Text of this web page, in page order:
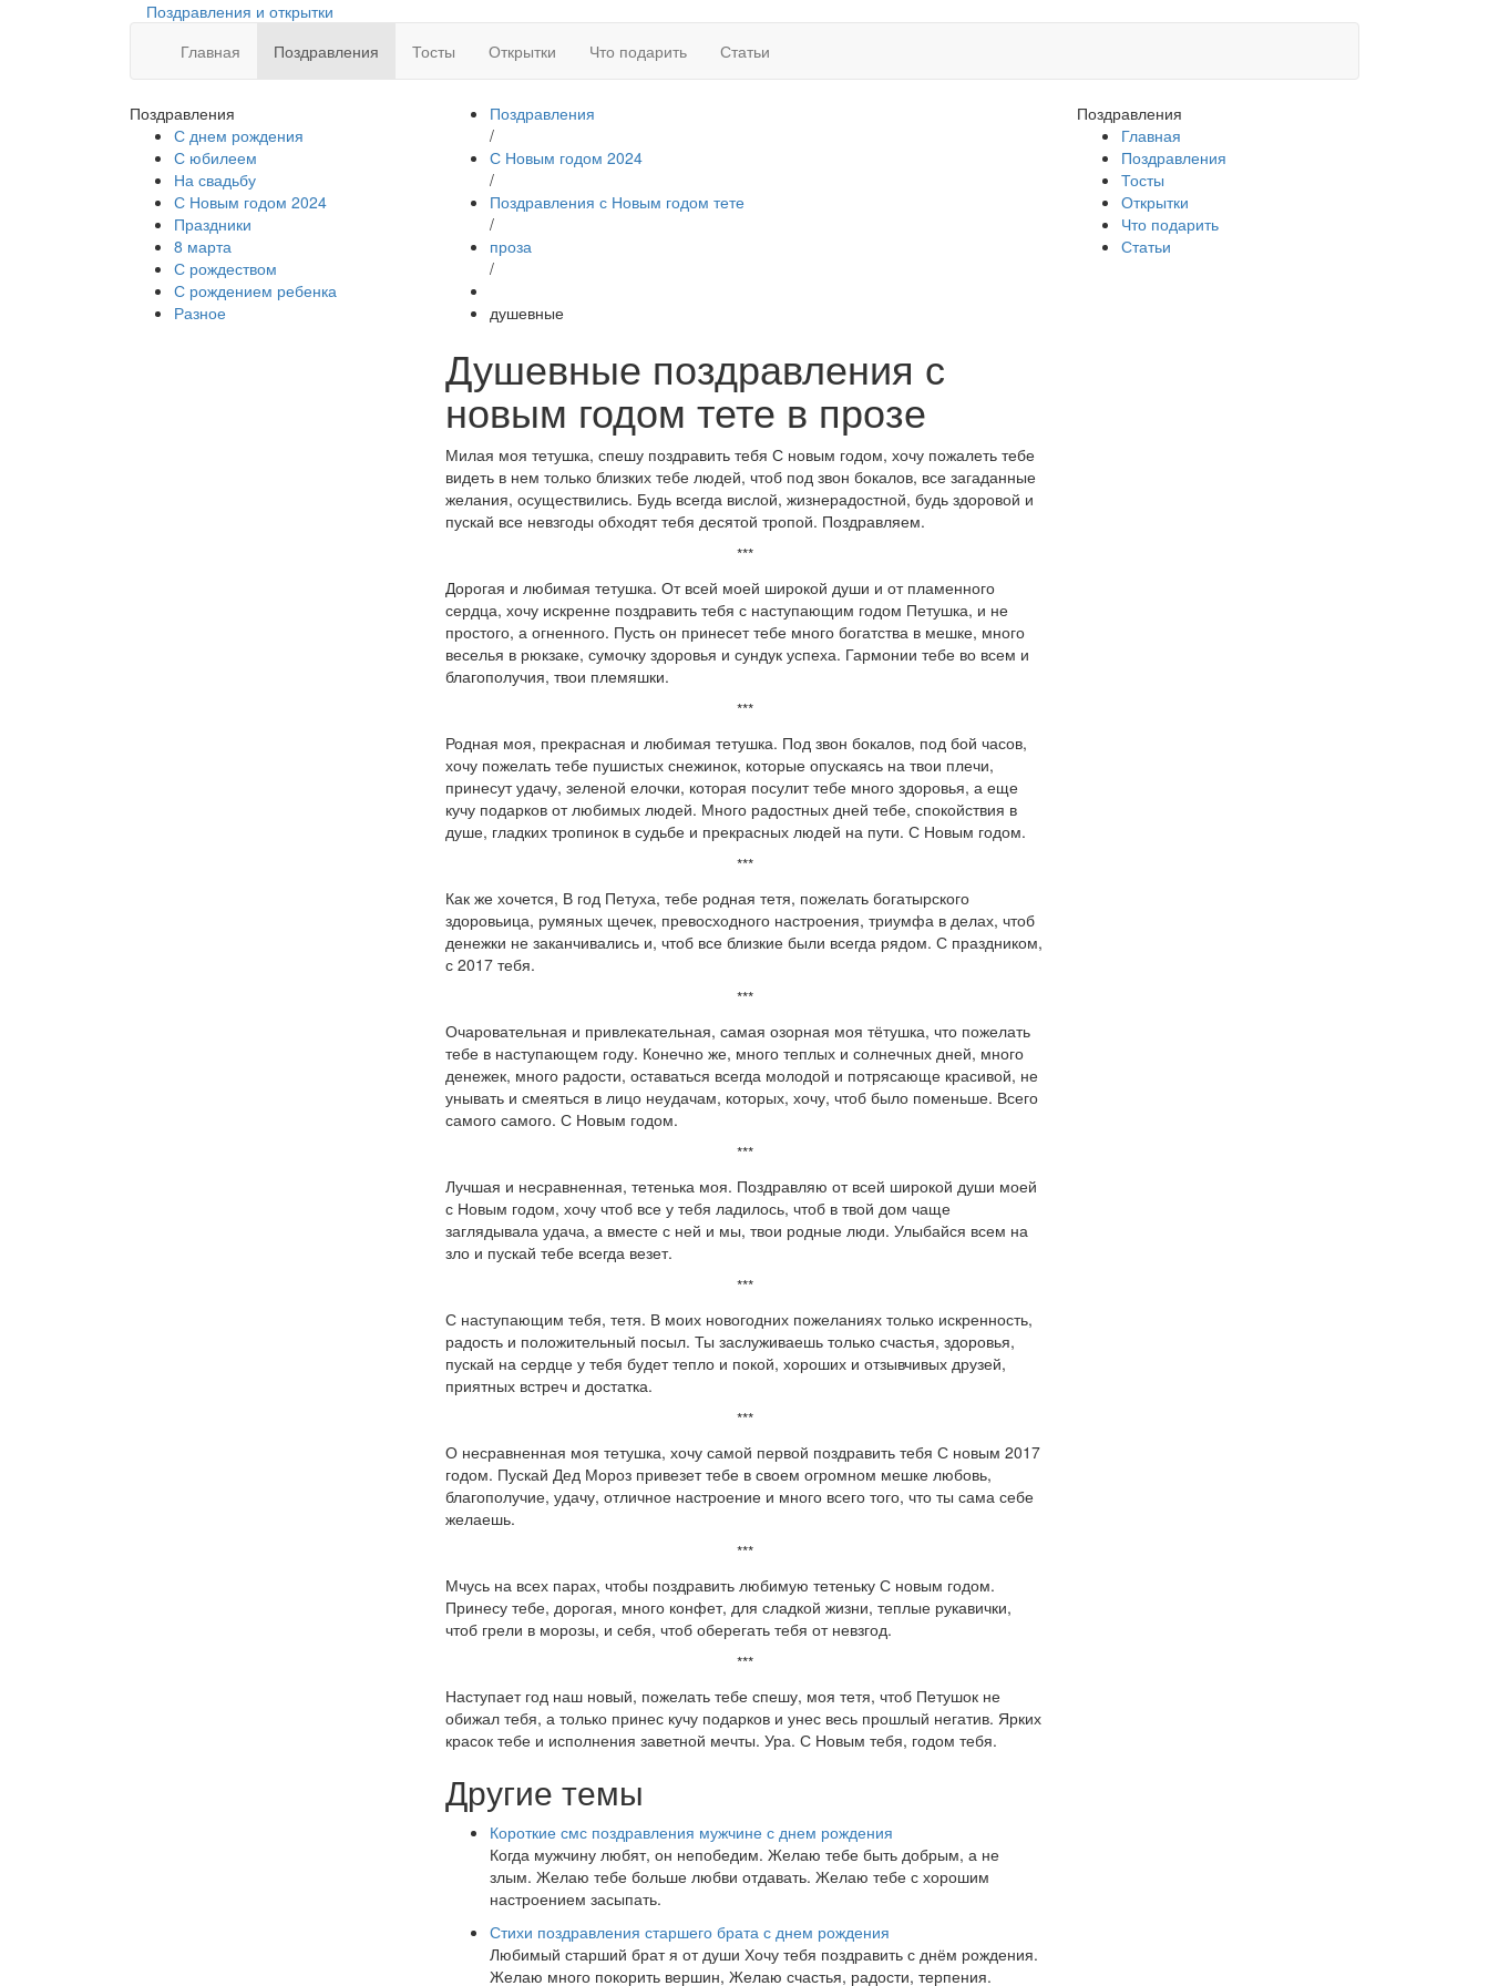
Поздравления и открытки
Главная
Поздравления Тосты Открытки Что подарить Статьи
Поздравления
С днем рождения
С юбилеем
На свадьбу
С Новым годом 2024
Праздники
8 марта
С рождеством
С рождением ребенка
Разное
Поздравления
/
С Новым годом 2024
/
Поздравления с Новым годом тете
/
проза
/
душевные
Душевные поздравления с
новым годом тете в прозе
Милая моя тетушка, спешу поздравить тебя С новым годом, хочу пожалеть тебе
видеть в нем только близких тебе людей, чтоб под звон бокалов, все загаданные
желания, осуществились. Будь всегда вислой, жизнерадостной, будь здоровой и
пускай все невзгоды обходят тебя десятой тропой. Поздравляем.
***
Дорогая и любимая тетушка. От всей моей широкой души и от пламенного
сердца, хочу искренне поздравить тебя с наступающим годом Петушка, и не
простого, а огненного. Пусть он принесет тебе много богатства в мешке, много
веселья в рюкзаке, сумочку здоровья и сундук успеха. Гармонии тебе во всем и
благополучия, твои племяшки.
***
Родная моя, прекрасная и любимая тетушка. Под звон бокалов, под бой часов,
хочу пожелать тебе пушистых снежинок, которые опускаясь на твои плечи,
принесут удачу, зеленой елочки, которая посулит тебе много здоровья, а еще
кучу подарков от любимых людей. Много радостных дней тебе, спокойствия в
душе, гладких тропинок в судьбе и прекрасных людей на пути. С Новым годом.
***
Как же хочется, В год Петуха, тебе родная тетя, пожелать богатырского
здоровьица, румяных щечек, превосходного настроения, триумфа в делах, чтоб
денежки не заканчивались и, чтоб все близкие были всегда рядом. С праздником,
с 2017 тебя.
***
Очаровательная и привлекательная, самая озорная моя тётушка, что пожелать
тебе в наступающем году. Конечно же, много теплых и солнечных дней, много
денежек, много радости, оставаться всегда молодой и потрясающе красивой, не
унывать и смеяться в лицо неудачам, которых, хочу, чтоб было поменьше. Всего
самого самого. С Новым годом.
***
Лучшая и несравненная, тетенька моя. Поздравляю от всей широкой души моей
с Новым годом, хочу чтоб все у тебя ладилось, чтоб в твой дом чаще
заглядывала удача, а вместе с ней и мы, твои родные люди. Улыбайся всем на
зло и пускай тебе всегда везет.
***
С наступающим тебя, тетя. В моих новогодних пожеланиях только искренность,
радость и положительный посыл. Ты заслуживаешь только счастья, здоровья,
пускай на сердце у тебя будет тепло и покой, хороших и отзывчивых друзей,
приятных встреч и достатка.
***
О несравненная моя тетушка, хочу самой первой поздравить тебя С новым 2017
годом. Пускай Дед Мороз привезет тебе в своем огромном мешке любовь,
благополучие, удачу, отличное настроение и много всего того, что ты сама себе
желаешь.
***
Мчусь на всех парах, чтобы поздравить любимую тетеньку С новым годом.
Принесу тебе, дорогая, много конфет, для сладкой жизни, теплые рукавички,
чтоб грели в морозы, и себя, чтоб оберегать тебя от невзгод.
***
Наступает год наш новый, пожелать тебе спешу, моя тетя, чтоб Петушок не
обижал тебя, а только принес кучу подарков и унес весь прошлый негатив. Ярких
красок тебе и исполнения заветной мечты. Ура. С Новым тебя, годом тебя.
Другие темы
Короткие смс поздравления мужчине с днем рождения
Когда мужчину любят, он непобедим. Желаю тебе быть добрым, а не
злым. Желаю тебе больше любви отдавать. Желаю тебе с хорошим
настроением засыпать.
Стихи поздравления старшего брата с днем рождения
Любимый старший брат я от души Хочу тебя поздравить с днём рождения.
Желаю много покорить вершин, Желаю счастья, радости, терпения.
Поздравления
Главная
Поздравления
Тосты
Открытки
Что подарить
Статьи